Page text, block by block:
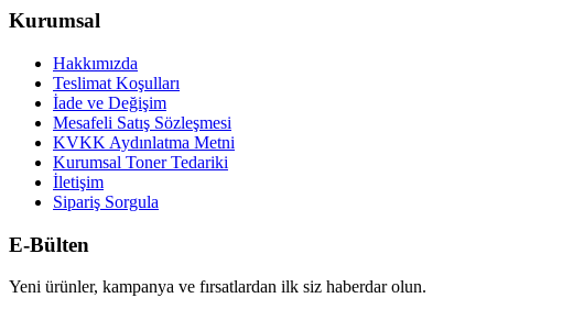
Kurumsal
Hakkımızda
Teslimat Koşulları
İade ve Değişim
Mesafeli Satış Sözleşmesi
KVKK Aydınlatma Metni
Kurumsal Toner Tedariki
İletişim
Sipariş Sorgula
E-Bülten
Yeni ürünler, kampanya ve fırsatlardan ilk siz haberdar olun.